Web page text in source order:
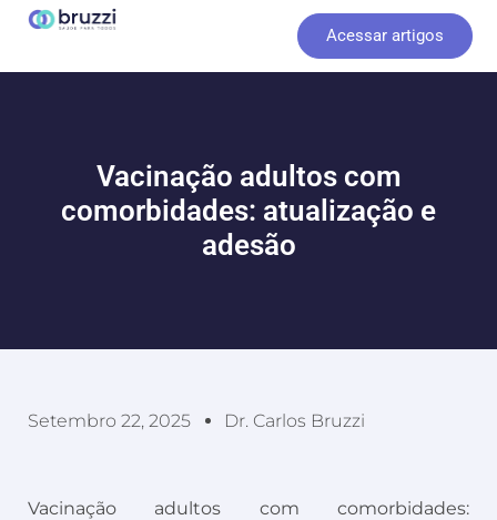
o
Acessar artigos
Vacinação adultos com
comorbidades: atualização e
adesão
Setembro 22, 2025 Dr. Carlos Bruzzi
Vacinação adultos com comorbidades: